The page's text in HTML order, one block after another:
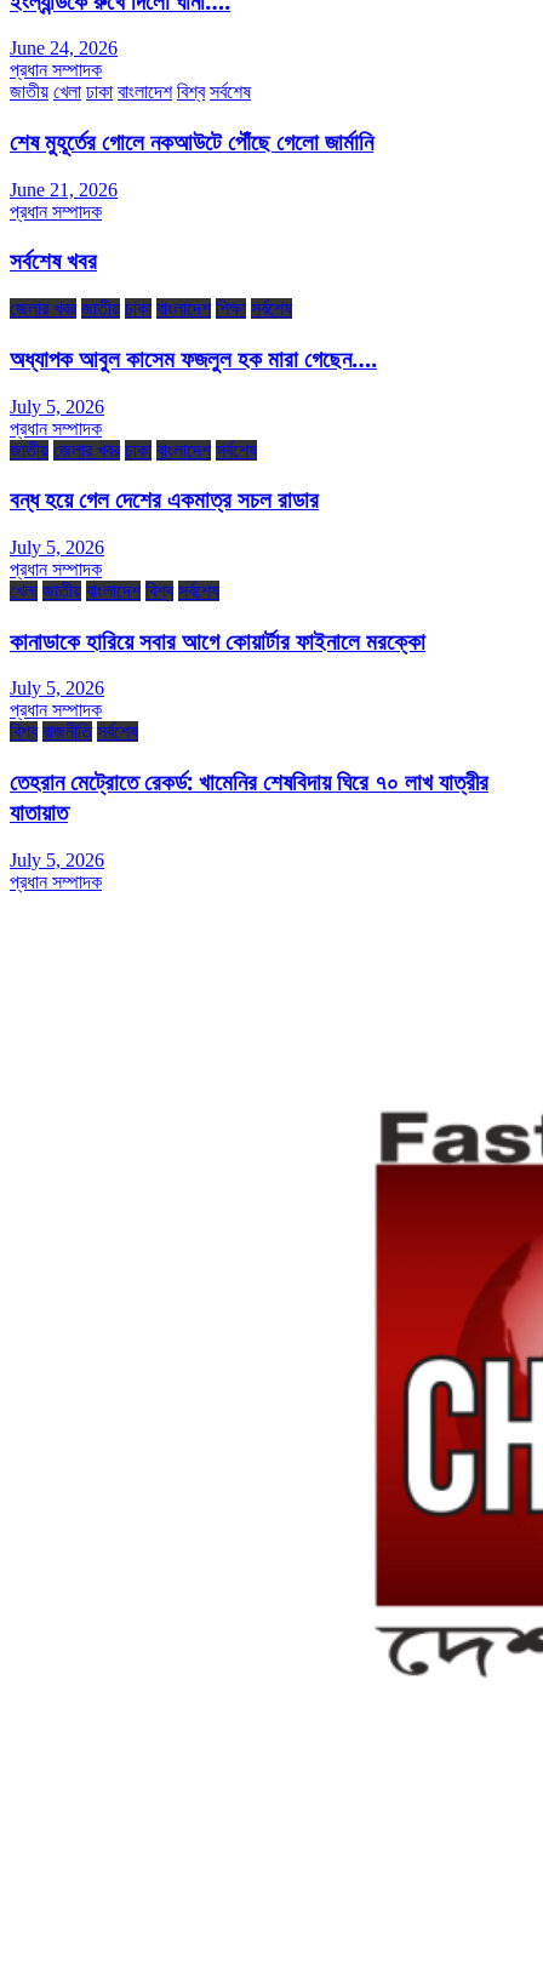
June 24, 2026
প্রধান সম্পাদক
জাতীয় খেলা ঢাকা বাংলাদেশ বিশ্ব সর্বশেষ
শেষ মুহূর্তের গোলে নকআউটে পৌঁছে গেলো জার্মানি
June 21, 2026
প্রধান সম্পাদক
সর্বশেষ খবর
জেলার খবর জাতীয় ঢাকা বাংলাদেশ শিক্ষা সর্বশেষ
অধ্যাপক আবুল কাসেম ফজলুল হক মারা গেছেন….
July 5, 2026
প্রধান সম্পাদক
জাতীয় জেলার খবর ঢাকা বাংলাদেশ সর্বশেষ
বন্ধ হয়ে গেল দেশের একমাত্র সচল রাডার
July 5, 2026
প্রধান সম্পাদক
খেলা জাতীয় বাংলাদেশ বিশ্ব সর্বশেষ
কানাডাকে হারিয়ে সবার আগে কোয়ার্টার ফাইনালে মরক্কো
July 5, 2026
প্রধান সম্পাদক
বিশ্ব রাজনীতি সর্বশেষ
তেহরান মেট্রোতে রেকর্ড: খামেনির শেষবিদায় ঘিরে ৭০ লাখ যাত্রীর
যাতায়াত
July 5, 2026
প্রধান সম্পাদক